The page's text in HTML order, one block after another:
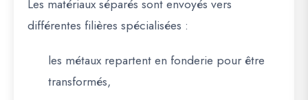
Les matériaux séparés sont envoyés vers
différentes filières spécialisées :
les métaux repartent en fonderie pour être
transformés,